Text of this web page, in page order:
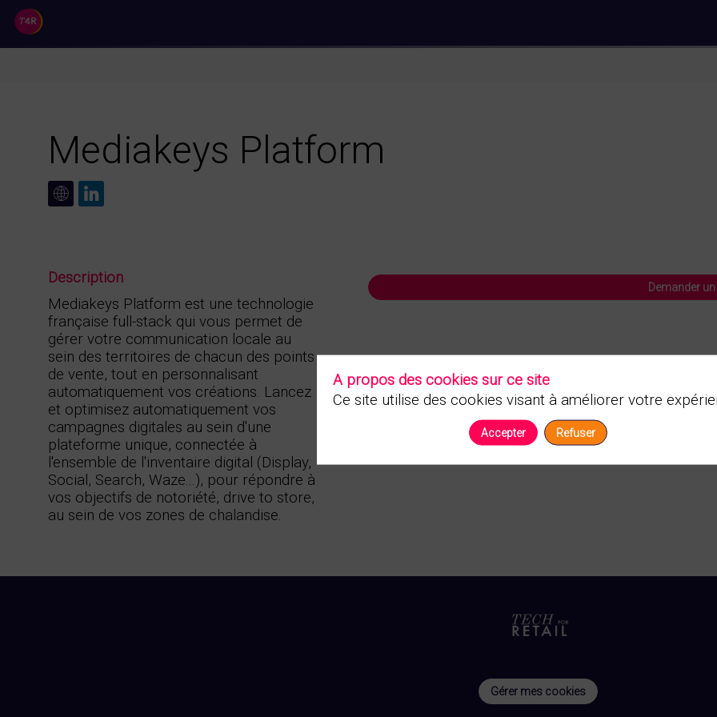
Mediakeys Platform
Demander un
Description
Mediakeys Platform est une technologie
française full-stack qui vous permet de
gérer votre communication locale au
sein des territoires de chacun des points
de vente, tout en personnalisant
automatiquement vos créations. Lancez
et optimisez automatiquement vos
campagnes digitales au sein d'une
plateforme unique, connectée à
l'ensemble de l'inventaire digital (Display,
Social, Search, Waze...), pour répondre à
vos objectifs de notoriété, drive to store,
au sein de vos zones de chalandise.
Gérer mes cookies
A propos des cookies sur ce site
Ce site utilise des cookies visant à améliorer votre
Accepter Refuser